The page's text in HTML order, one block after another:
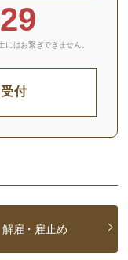
にはお繋ぎできません。
付
解雇・雇止め